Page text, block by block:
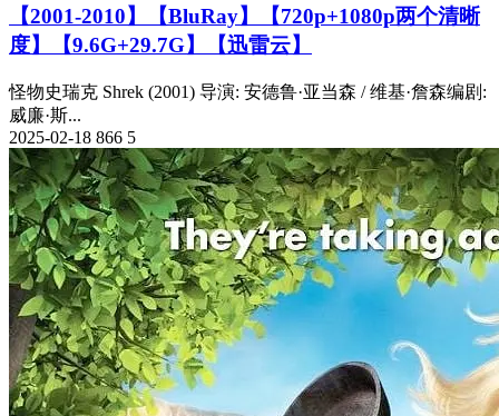
【2001-2010】【BluRay】【720p+1080p两个清晰
度】【9.6G+29.7G】【迅雷云】
怪物史瑞克 Shrek (2001) 导演: 安德鲁·亚当森 / 维基·詹森编剧:
威廉·斯...
2025-02-18 866 5